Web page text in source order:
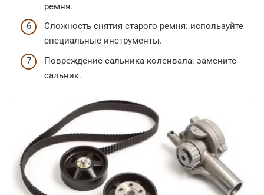
ремня.
Сложность снятия старого ремня: используйте
специальные инструменты.
Повреждение сальника коленвала: замените
сальник.